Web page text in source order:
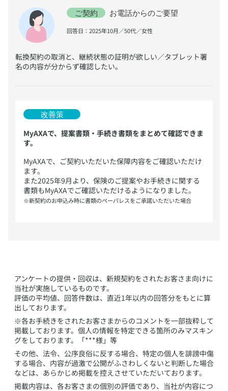
​回答日：2025年10月／50代／女性
​転換契約の取消と、継続状態の証明が欲しい／タブレット署
名の内容が分からず確認したい。
MyAXAで、提案書類・手続き書類をまとめて確認できま
す。
​MyAXAで、ご契約いただいた保障内容をご確認いただけ
ます。
また2025年9月より、保険のご提案やお手続きに関する
書類もMyAXAでご確認いただけるようになりました。
※新契約のお申込み時に書類のペーパレスをご承諾いただいた場合
​アンケートの提供・回収は、新規契約をされたお客さま向けに
当社が実施しているものです。
評価の平均値、回答件数は、直近1年以内の回答分をもとに算
出しております。
※各お手続きをされたお客さまからのコメントを一部抜粋して
掲載しております。個人の情報を特定できる箇所のみマスキン
グをしております。「***様」等
その他、法令、公序良俗に反する場合、特定の個人を誹謗中傷
する場合、内容が過激で公開がふさわしくないと判断した場合
などは、あらかじめ掲載を控えさせていただいております。
掲載内容は、各お客さまの個別の評価であり、当社が内容につ